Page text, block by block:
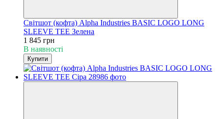
Світшот (кофта) Alpha Industries BASIC LOGO LONG
SLEEVE TEE Зелена
1 845 грн
В наявності
Купити